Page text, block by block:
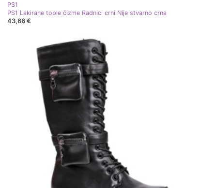
PS1
PS1 Lakirane tople čizme Radnici crni Nije stvarno crna
43,66 €